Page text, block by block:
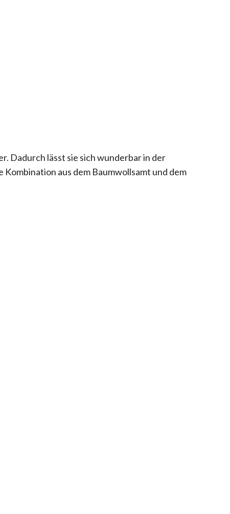
Dadurch lässt sie sich wunderbar in der
aus dem Baumwollsamt und dem